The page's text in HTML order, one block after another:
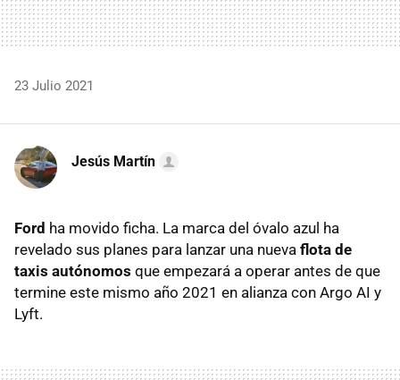
23 Julio 2021
Jesús Martín
Ford ha movido ficha. La marca del óvalo azul ha
revelado sus planes para lanzar una nueva flota de
taxis autónomos que empezará a operar antes de que
termine este mismo año 2021 en alianza con Argo AI y
Lyft.